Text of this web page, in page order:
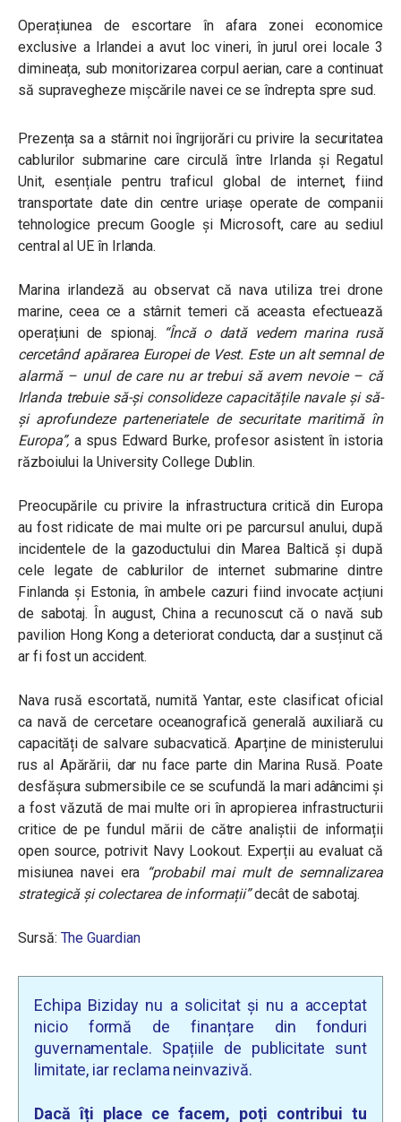
Operațiunea de escortare în afara zonei economice
exclusive a Irlandei a avut loc vineri, în jurul orei locale 3
dimineața, sub monitorizarea corpul aerian, care a continuat
să supravegheze mișcările navei ce se îndrepta spre sud.
Prezența sa a stârnit noi îngrijorări cu privire la securitatea
cablurilor submarine care circulă între Irlanda și Regatul
Unit, esențiale pentru traficul global de internet, fiind
transportate date din centre uriașe operate de companii
tehnologice precum Google și Microsoft, care au sediul
central al UE în Irlanda.
Marina irlandeză au observat că nava utiliza trei drone
marine, ceea ce a stârnit temeri că aceasta efectuează
operațiuni de spionaj.
“Încă o dată vedem marina rusă
cercetând apărarea Europei de Vest. Este un alt semnal de
alarmă – unul de care nu ar trebui să avem nevoie – că
Irlanda trebuie să-și consolideze capacitățile navale și să-
și aprofundeze parteneriatele de securitate maritimă în
Europa”, a spus Edward Burke, profesor asistent în istoria
războiului la University College Dublin.
Preocupările cu privire la infrastructura critică din Europa
au fost ridicate de mai multe ori pe parcursul anului, după
incidentele de la gazoductului din Marea Baltică și după
cele legate de cablurilor de internet submarine dintre
Finlanda și Estonia, în ambele cazuri fiind invocate acțiuni
de sabotaj. În august, China a recunoscut că o navă sub
pavilion Hong Kong a deteriorat conducta, dar a susținut că
ar fi fost un accident.
Nava rusă escortată, numită Yantar, este clasificat oficial
ca navă de cercetare oceanografică generală auxiliară cu
capacități de salvare subacvatică. Aparține de ministerului
rus al Apărării, dar nu face parte din Marina Rusă. Poate
desfășura submersibile ce se scufundă la mari adâncimi și
a fost văzută de mai multe ori în apropierea infrastructurii
critice de pe fundul mării de către analiștii de informații
open source, potrivit Navy Lookout. Experții au evaluat că
misiunea navei era “probabil mai mult de semnalizarea
strategică și colectarea de informații”decât de sabotaj.
Sursă: The Guardian
Echipa Biziday nu a solicitat și nu a acceptat
nicio formă de finanțare din fonduri
guvernamentale. Spațiile de publicitate sunt
limitate, iar reclama neinvazivă.
Dacă îți place ce facem, poți contribui tu